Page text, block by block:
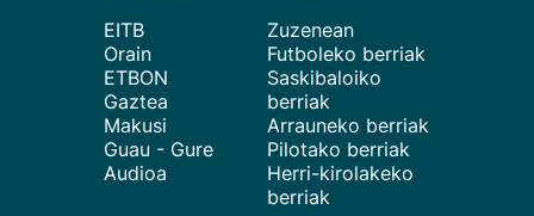
EITB
Orain
ETBON
Gaztea
Makusi
Guau - Gure
Audioa
Zuzenean
Futboleko berriak
Saskibaloiko
berriak
Arrauneko berriak
Pilotako berriak
Herri-kirolakeko
berriak